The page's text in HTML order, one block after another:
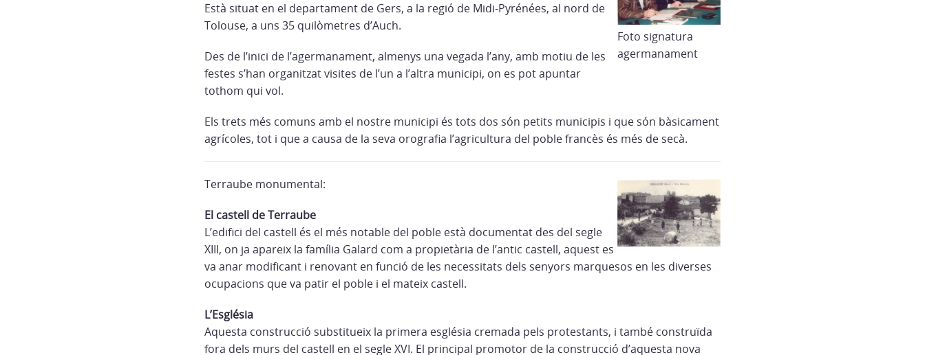
Foto signatura
agermanament
Està situat en el departament de Gers, a la regió de Midi-Pyrénées, al nord de
Tolouse, a uns 35 quilòmetres d’Auch.
Des de l’inici de l’agermanament, almenys una vegada l’any, amb motiu de les
festes s’han organitzat visites de l’un a l’altra municipi, on es pot apuntar
tothom qui vol.
Els trets més comuns amb el nostre municipi és tots dos són petits municipis i que són bàsicament
agrícoles, tot i que a causa de la seva orografia l’agricultura del poble francès és més de secà.
Terraube monumental:
El castell de Terraube
L’edifici del castell és el més notable del poble està documentat des del segle
XIII, on ja apareix la família Galard com a propietària de l’antic castell, aquest es
va anar modificant i renovant en funció de les necessitats dels senyors marquesos en les diverses
ocupacions que va patir el poble i el mateix castell.
L’Església
Aquesta construcció substitueix la primera església cremada pels protestants, i també construïda
fora dels murs del castell en el segle XVI. El principal promotor de la construcció d’aquesta nova